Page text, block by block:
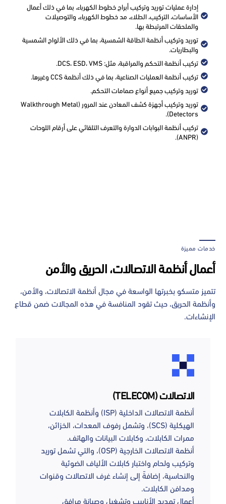
إدارة عمليات توريد وتركيب أبراج خطوط الكهرباء، بما في ذلك أعمال
الأساسات، التركيب، الطلاء، مد خطوط الكهرباء، والتوصيلات
والملحقات المرتبطة بها.
توريد وتركيب أنظمة الطاقة الشمسية، بما في ذلك الألواح الشمسية
والبطاريات.
تركيب أنظمة التحكم والمراقبة، مثل: DCS، ESD، VMS.
تركيب أنظمة العمليات الصناعية، بما في ذلك أنظمة CCS وغيرها.
توريد وتركيب جميع أنواع صمامات التحكم.
توريد وتركيب أجهزة كشف المعادن عند المرور (Walkthrough Metal
Detectors).
تركيب أنظمة البوابات الدوارة والتعرف التلقائي على أرقام اللوحات
(ANPR).
خدمات مميزة
أعمال أنظمة الاتصالات، الحريق والأمن
تتميز متسكو بخبرتها الواسعة في مجال أنظمة الاتصالات، والأمن،
وأنظمة الحريق، حيث تقود المنافسة في هذه المجالات ضمن قطاع
الإنشاءات.
الاتصالات (TELECOM)
أنظمة الاتصالات الداخلية (ISP) وأنظمة الكابلات
الهيكلية (SCS)، وتشمل رفوف المعدات، الخزائن،
ممرات الكابلات، وكابلات البيانات والهاتف.
أنظمة الاتصالات الخارجية (OSP)، والتي تشمل توريد
وتركيب ولحام واختبار كابلات الألياف الضوئية
والنحاسية، إضافةً إلى إنشاء غرف الاتصالات وقنوات
ومدافن الكابلات.
أعمال تمديد الأنابيب وتشغيل وصيانة مرافق